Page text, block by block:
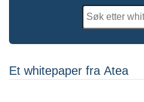
Et whitepaper fra Atea